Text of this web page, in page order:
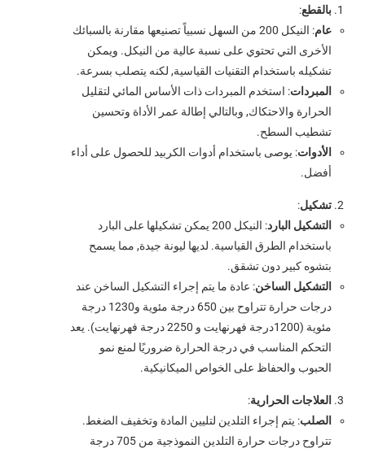
بالقطع:
عام
: النيكل 200 من السهل نسبياً تصنيعها مقارنة بالسبائك
الأخرى التي تحتوي على نسبة عالية من النيكل. ويمكن
تشكيله باستخدام التقنيات القياسية, لكنه يتصلب بسرعة.
المبردات: استخدم المبردات ذات الأساس المائي لتقليل
الحرارة والاحتكاك, وبالتالي إطالة عمر الأداة وتحسين
تشطيب السطح.
الأدوات: يوصى باستخدام أدوات الكربيد للحصول على أداء
أفضل.
تشكيل:
التشكيل البارد
: النيكل 200 يمكن تشكيلها على البارد
باستخدام الطرق القياسية. لديها ليونة جيدة, مما يسمح
بتشوه كبير دون تشقق.
التشكيل الساخن: عادة ما يتم إجراء التشكيل الساخن عند
درجات حرارة تتراوح بين 650 درجة مئوية و1230 درجة
مئوية (1200درجة فهرنهايت و 2250 درجة فهرنهايت). يعد
التحكم المناسب في درجة الحرارة ضروريًا لمنع نمو
الحبوب والحفاظ على الخواص الميكانيكية.
العلاجات الحرارية:
الصلب: يتم إجراء التلدين لتليين المادة وتخفيف الضغط.
تتراوح درجات حرارة التلدين النموذجية من 705 درجة